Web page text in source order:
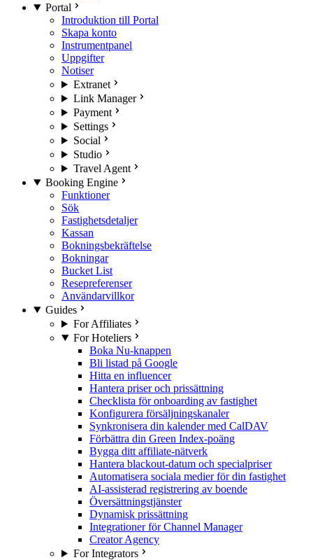
Portal
Introduktion till Portal
Skapa konto
Instrumentpanel
Uppgifter
Notiser
Extranet
Link Manager
Payment
Settings
Social
Studio
Travel Agent
Booking Engine
Funktioner
Sök
Fastighetsdetaljer
Kassan
Bokningsbekräftelse
Bokningar
Bucket List
Resepreferenser
Användarvillkor
Guides
For Affiliates
For Hoteliers
Boka Nu-knappen
Bli listad på Google
Hitta en influencer
Hantera priser och prissättning
Checklista för onboarding av fastighet
Konfigurera försäljningskanaler
Synkronisera din kalender med CalDAV
Förbättra din Green Index-poäng
Bygga ditt affiliate-nätverk
Hantera blackout-datum och specialpriser
Automatisera sociala medier för din fastighet
AI-assisterad registrering av boende
Översättningstjänster
Dynamisk prissättning
Integrationer för Channel Manager
Creator Agency
For Integrators